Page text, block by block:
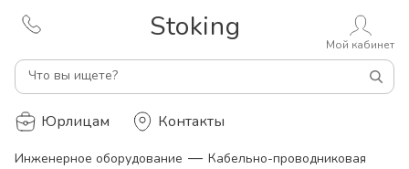
Stoking
Что вы ищете?
Мой кабинет
Юрлицам Контакты
Инженерное оборудование — Кабельно-проводниковая